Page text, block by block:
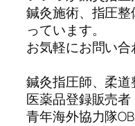
鍼灸施術、指圧
っています。
お気軽にお問い合
鍼灸指圧師、柔
医薬品登録販売者
青年海外協力隊OB